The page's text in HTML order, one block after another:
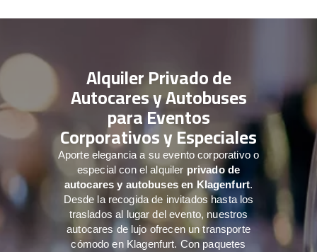
Alquiler Privado de
Autocares y Autobuses
para Eventos
Corporativos y Especiales
Aporte elegancia a su evento corporativo o
especial con el alquiler privado de
autocares y autobuses en Klagenfurt.
Desde la recogida de invitados hasta los
traslados al lugar del evento, nuestros
autocares de lujo ofrecen un transporte
cómodo en Klagenfurt. Con paquetes